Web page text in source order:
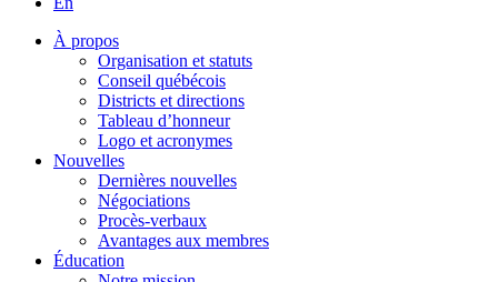
À propos
Organisation et statuts
Conseil québécois
Districts et directions
Tableau d’honneur
Logo et acronymes
Nouvelles
Dernières nouvelles
Négociations
Procès-verbaux
Avantages aux membres
Éducation